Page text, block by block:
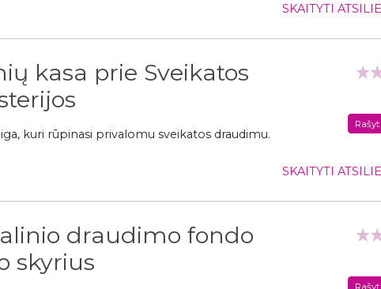
SKAITYTI
kasa prie Sveikatos
kuri rūpinasi privalomu sveikatos draudimu.
SKAITYTI
draudimo fondo
skyrius